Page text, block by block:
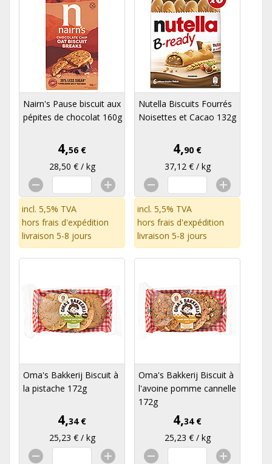
Nairn's Pause biscuit aux
pépites de chocolat 160g
4,56 €
28,50 € / kg
incl. 5,5% TVA
hors frais d'expédition
livraison 5-8 jours
Nutella Biscuits Fourrés
Noisettes et Cacao 132g
4,90 €
37,12 € / kg
incl. 5,5% TVA
hors frais d'expédition
livraison 5-8 jours
Oma's Bakkerij Biscuit à
la pistache 172g
4,34 €
25,23 € / kg
Oma's Bakkerij Biscuit à
l'avoine pomme cannelle
172g
4,34 €
25,23 € / kg